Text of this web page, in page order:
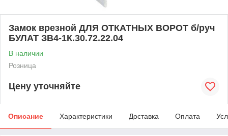
Замок врезной ДЛЯ ОТКАТНЫХ ВОРОТ б/руч
БУЛАТ ЗВ4-1К.30.72.22.04
В наличии
Розница
Цену уточняйте
Описание Характеристики Доставка Оплата